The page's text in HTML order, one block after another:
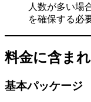
人数が多い場
を確保する必
料金に含ま
基本パッケージ